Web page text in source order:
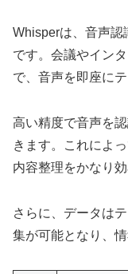
Whisperは、音声認
です。会議やイン
で、音声を即座に
高い精度で音声を認
きます。これによ
内容整理をかなり
さらに、データは
集が可能となり、